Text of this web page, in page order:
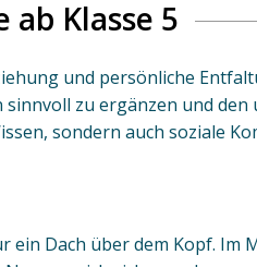
Klasse 5
und persönliche
zu ergänzen und den
sondern auch soziale
ein Dach über dem Kopf. Im